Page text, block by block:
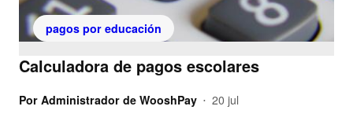
pagos por educación
Calculadora de pagos escolares
Por Administrador de WooshPay • 20 jul